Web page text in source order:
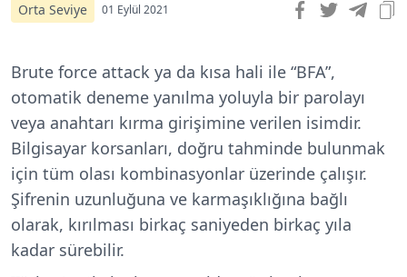
Orta Seviye 01 Eylül 2021
Brute force attack ya da kısa hali ile “BFA”,
otomatik deneme yanılma yoluyla bir parolayı
veya anahtarı kırma girişimine verilen isimdir.
Bilgisayar korsanları, doğru tahminde bulunmak
için tüm olası kombinasyonlar üzerinde çalışır.
Şifrenin uzunluğuna ve karmaşıklığına bağlı
olarak, kırılması birkaç saniyeden birkaç yıla
kadar sürebilir.